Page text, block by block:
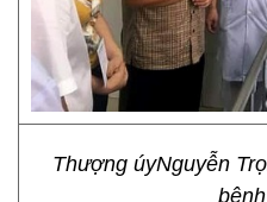
Thượng úyNguyễn